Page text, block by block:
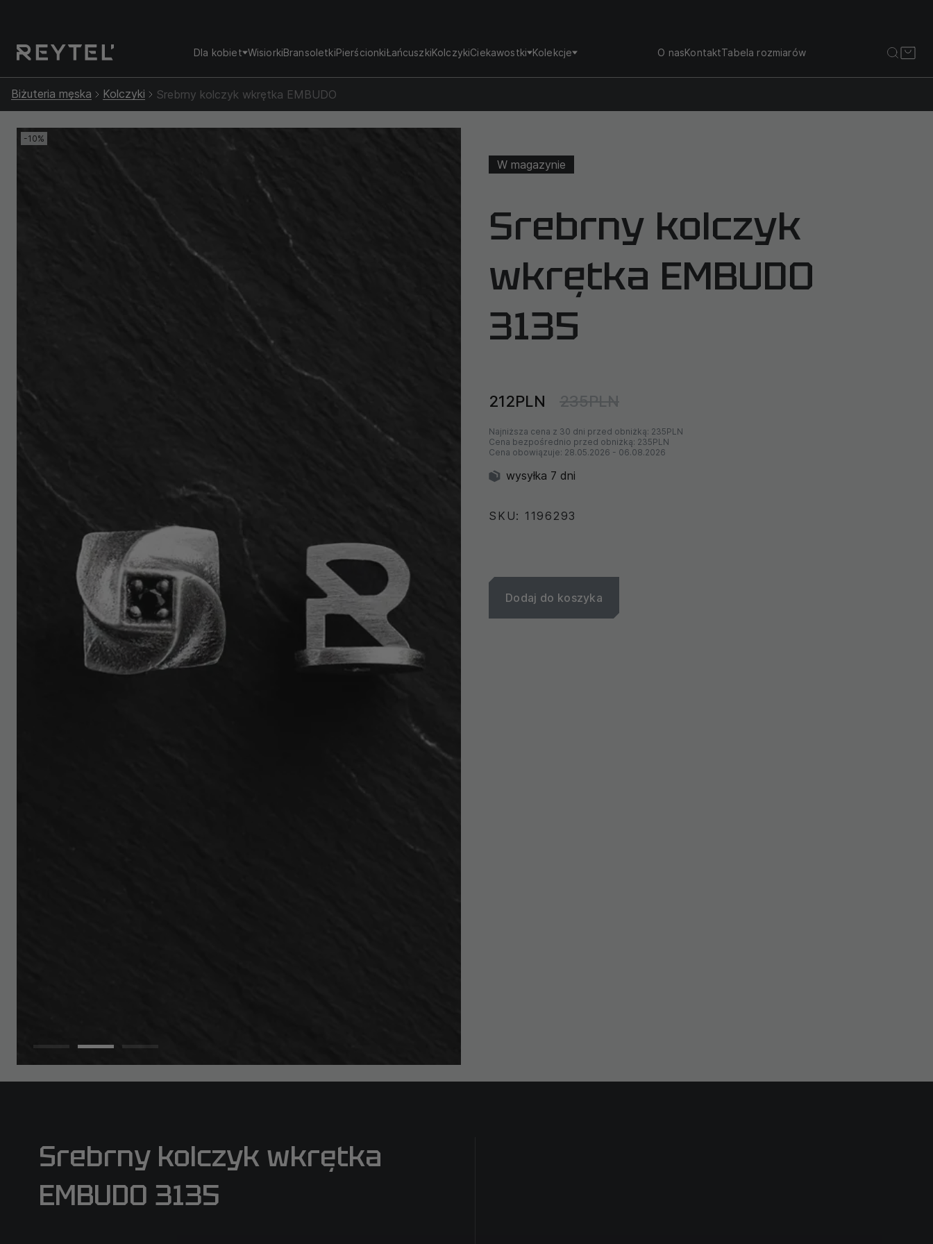
Dla kobiet WisiorkiBransoletkiPierścionkiŁańcuszkiKolczykiCiekawostki Kolekcje O nasKontaktTabela rozmiarów
Biżuteria męska Kolczyki Srebrny kolczyk wkrętka EMBUDO
-10%
W magazynie
Srebrny kolczyk
wkrętka EMBUDO
3135
212PLN 235PLN
Najniższa cena z 30 dni przed obniżką: 235PLN
Cena bezpośrednio przed obniżką: 235PLN
Cena obowiązuje: 28.05.2026 - 06.08.2026
wysyłka 7 dni
SKU: 1196293
Dodaj do koszyka
Srebrny kolczyk wkrętka
EMBUDO 3135